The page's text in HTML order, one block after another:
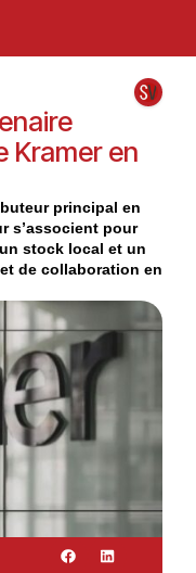
Kramer en
principal en
s’associent pour
stock local et un
de collaboration en